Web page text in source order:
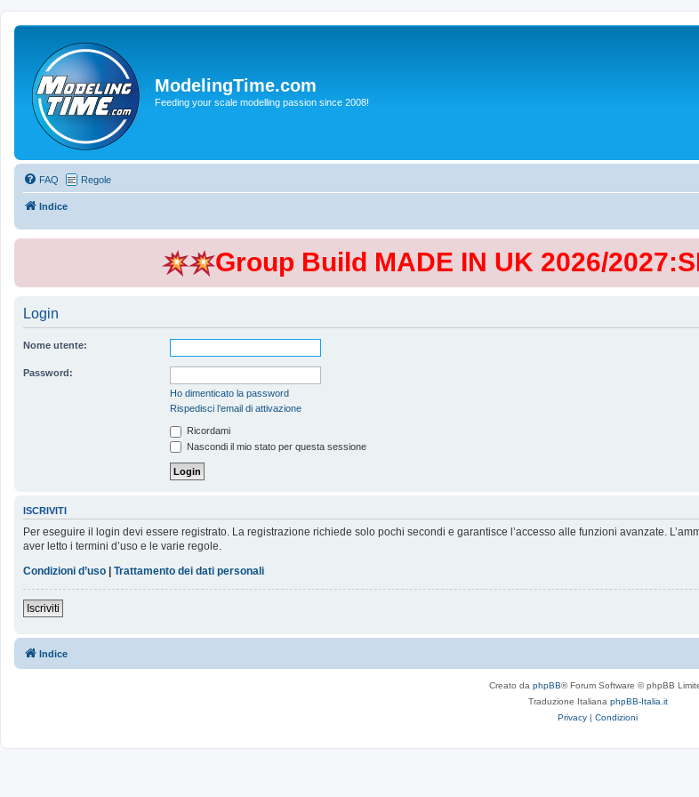
ModelingTime.com
Feeding your scale modelling passion since 2008!
FAQ Regole
Indice
Group Build MADE IN UK 2026/
Login
Nome utente:
Password:
Ho dimenticato la password
Rispedisci l’email di attivazione
Ricordami
Nascondi il mio stato per questa sessione
ISCRIVITI
Per eseguire il login devi essere registrato. La registrazione richiede solo pochi secondi e garantisce l’accesso alle funzioni avanzate.
aver letto i termini d’uso e le varie regole.
Condizioni d’uso | Trattamento dei dati personali
Iscriviti
Indice
Creato da phpBB® Forum Software © phpBB
Traduzione Italiana phpBB-Italia.it
Privacy | Condizioni